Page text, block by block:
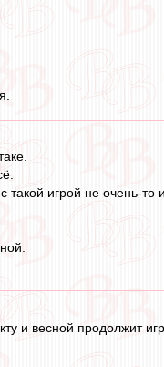
игрой не очень-то
и весной продолжит